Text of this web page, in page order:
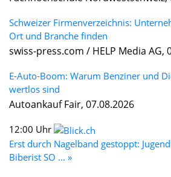
Schweizer Firmenverzeichnis:
Ort und Branche finden
swiss-press.com / HELP Media AG,
E-Auto-Boom: Warum Benziner und
wertlos sind
Autoankauf Fair, 07.08.2026
12:00 Uhr
Erst durch Nagelband gestoppt:
Biberist SO ... »